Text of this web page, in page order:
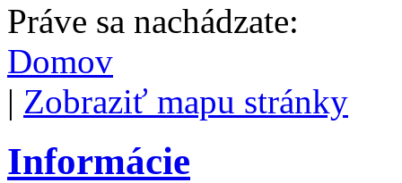
Práve sa nachádzate:
Domov
| Zobraziť mapu stránky
Informácie